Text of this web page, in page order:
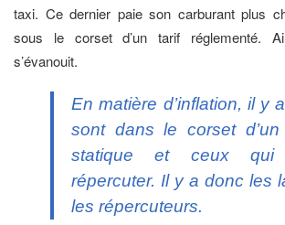
taxi. Ce dernier paie son carburant plus
sous le corset d’un tarif réglementé.
s’évanouit.
En matière d’inflation, il y
sont dans le corset
statique et ceux qui
répercuter. Il y a donc les
les répercuteurs.